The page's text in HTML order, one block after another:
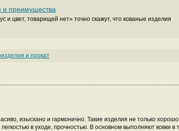
и преимущества
и цвет, товарищей нет» точно скажут, что кованые изделия
и прокат
изыскано и гармонично. Такие изделия не только хорошо
в уходе, прочностью. В основном выполняют ковки в